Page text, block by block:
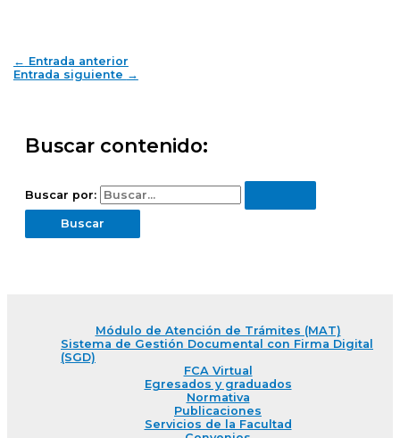
← Entrada anterior
Entrada siguiente →
Buscar contenido:
Buscar por:
Módulo de Atención de Trámites (MAT)
Sistema de Gestión Documental con Firma Digital
(SGD)
FCA Virtual
Egresados y graduados
Normativa
Publicaciones
Servicios de la Facultad